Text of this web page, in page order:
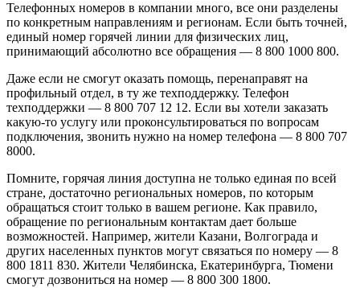
Телефонных номеров в компании много, все они разделены
по конкретным направлениям и регионам. Если быть точней,
единый номер горячей линии для физических лиц,
принимающий абсолютно все обращения — 8 800 1000 800.
Даже если не смогут оказать помощь, перенаправят на
профильный отдел, в ту же техподдержку. Телефон
техподдержки — 8 800 707 12 12. Если вы хотели заказать
какую-то услугу или проконсультироваться по вопросам
подключения, звонить нужно на номер телефона — 8 800 707
8000.
Помните, горячая линия доступна не только единая по всей
стране, достаточно региональных номеров, по которым
обращаться стоит только в вашем регионе. Как правило,
обращение по региональным контактам дает больше
возможностей. Например, жители Казани, Волгограда и
других населенных пунктов могут связаться по номеру — 8
800 1811 830. Жители Челябинска, Екатеринбурга, Тюмени
смогут дозвониться на номер — 8 800 300 1800.